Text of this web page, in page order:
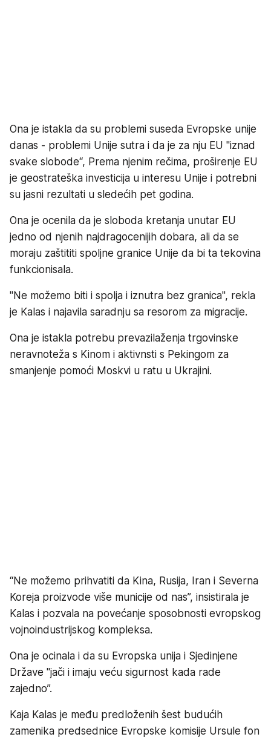
Ona je istakla da su problemi suseda Evropske unije
danas - problemi Unije sutra i da je za nju EU "iznad
svake slobode“, Prema njenim rečima, proširenje EU
je geostrateška investicija u interesu Unije i potrebni
su jasni rezultati u sledećih pet godina.
Ona je ocenila da je sloboda kretanja unutar EU
jedno od njenih najdragocenijih dobara, ali da se
moraju zaštititi spoljne granice Unije da bi ta tekovina
funkcionisala.
"Ne možemo biti i spolja i iznutra bez granica", rekla
je Kalas i najavila saradnju sa resorom za migracije.
Ona je istakla potrebu prevazilaženja trgovinske
neravnoteža s Kinom i aktivnsti s Pekingom za
smanjenje pomoći Moskvi u ratu u Ukrajini.
“Ne možemo prihvatiti da Kina, Rusija, Iran i Severna
Koreja proizvode više municije od nas”, insistirala je
Kalas i pozvala na povećanje sposobnosti evropskog
vojnoindustrijskog kompleksa.
Ona je ocinala i da su Evropska unija i Sjedinjene
Države "jači i imaju veću sigurnost kada rade
zajedno”.
Kaja Kalas je među predloženih šest budućih
zamenika predsednice Evropske komisije Ursule fon